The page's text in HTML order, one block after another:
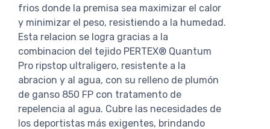
frios donde la premisa sea maximizar el calor
y minimizar el peso, resistiendo a la humedad.
Esta relacion se logra gracias a la
combinacion del tejido PERTEX® Quantum
Pro ripstop ultraligero, resistente a la
abracion y al agua, con su relleno de plumón
de ganso 850 FP con tratamento de
repelencia al agua. Cubre las necesidades de
los deportistas más exigentes, brindando